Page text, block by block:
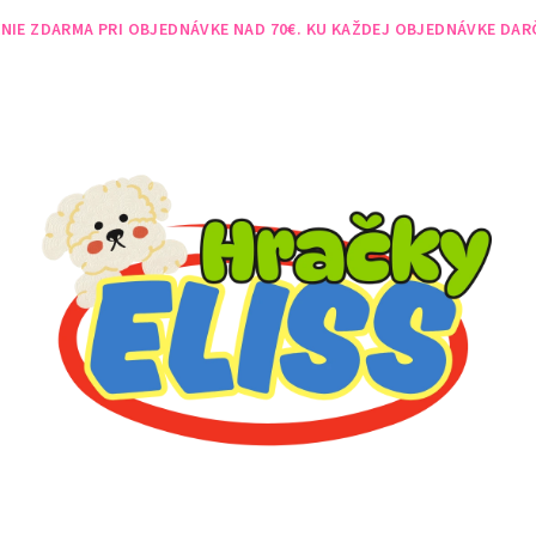
ZDARMA PRI OBJEDNÁVKE NAD 70€. KU KAŽDEJ OBJEDNÁVKE